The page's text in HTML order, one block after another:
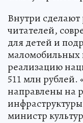
Внутри
читателей,
для детей и
маломобильных
реализацию
511 млн
направлены на
министр